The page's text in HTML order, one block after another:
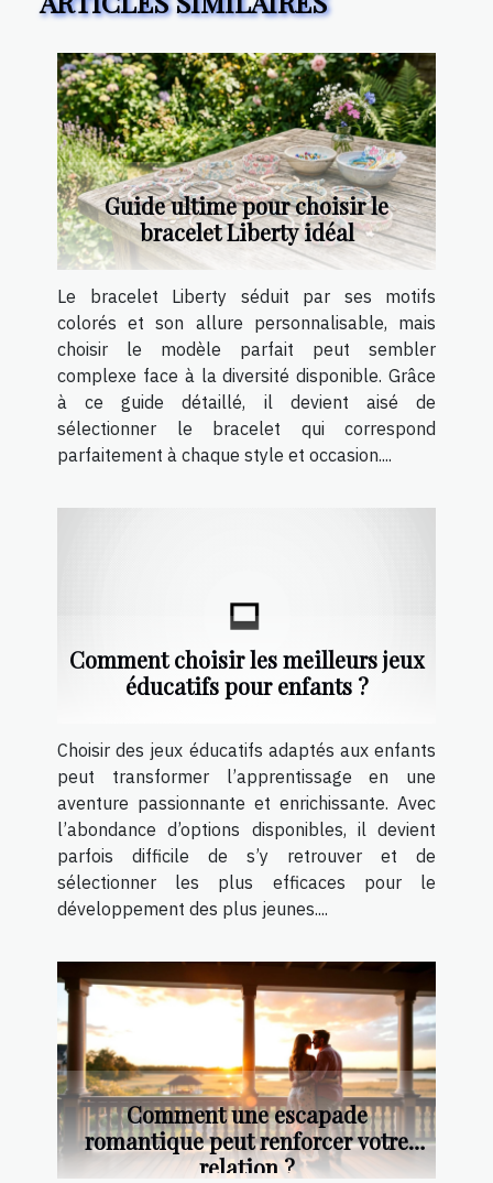
Guide ultime pour choisir le
bracelet Liberty idéal
Le bracelet Liberty séduit par ses motifs
colorés et son allure personnalisable, mais
choisir le modèle parfait peut sembler
complexe face à la diversité disponible. Grâce
à ce guide détaillé, il devient aisé de
sélectionner le bracelet qui correspond
parfaitement à chaque style et occasion....
Comment choisir les meilleurs jeux
éducatifs pour enfants ?
Choisir des jeux éducatifs adaptés aux enfants
peut transformer l’apprentissage en une
aventure passionnante et enrichissante. Avec
l’abondance d’options disponibles, il devient
parfois difficile de s’y retrouver et de
sélectionner les plus efficaces pour le
développement des plus jeunes....
Comment une escapade
romantique peut renforcer votre
relation ?